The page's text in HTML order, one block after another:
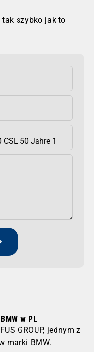
tak szybko jak to
w PL
GROUP, jednym z
marki BMW.